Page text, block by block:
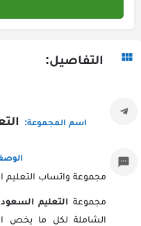
التفاصيل:
اسم المجموعة:
مجموعة واتساب التعليم
مجموعة التعليم
الشاملة لكل ما يخص